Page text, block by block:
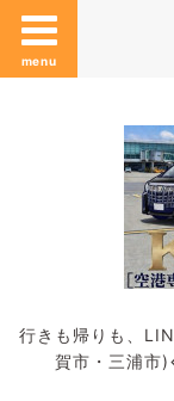
menu
行きも帰りも、
賀市・三浦市